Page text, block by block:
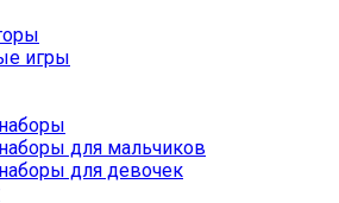
игры
для мальчиков
для девочек